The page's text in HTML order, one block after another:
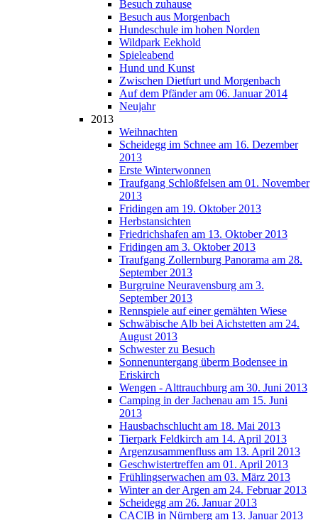
Besuch zuhause
Besuch aus Morgenbach
Hundeschule im hohen Norden
Wildpark Eekhold
Spieleabend
Hund und Kunst
Zwischen Dietfurt und Morgenbach
Auf dem Pfänder am 06. Januar 2014
Neujahr
2013
Weihnachten
Scheidegg im Schnee am 16. Dezember
2013
Erste Winterwonnen
Traufgang Schloßfelsen am 01. November
2013
Fridingen am 19. Oktober 2013
Herbstansichten
Friedrichshafen am 13. Oktober 2013
Fridingen am 3. Oktober 2013
Traufgang Zollernburg Panorama am 28.
September 2013
Burgruine Neuravensburg am 3.
September 2013
Rennspiele auf einer gemähten Wiese
Schwäbische Alb bei Aichstetten am 24.
August 2013
Schwester zu Besuch
Sonnenuntergang überm Bodensee in
Eriskirch
Wengen - Alttrauchburg am 30. Juni 2013
Camping in der Jachenau am 15. Juni
2013
Hausbachschlucht am 18. Mai 2013
Tierpark Feldkirch am 14. April 2013
Argenzusammenfluss am 13. April 2013
Geschwistertreffen am 01. April 2013
Frühlingserwachen am 03. März 2013
Winter an der Argen am 24. Februar 2013
Scheidegg am 26. Januar 2013
CACIB in Nürnberg am 13. Januar 2013